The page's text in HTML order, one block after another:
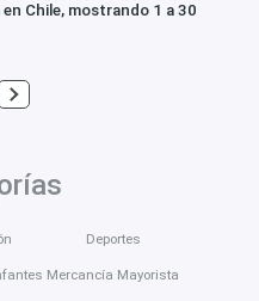
Chile, mostrando 1 a 30
Deportes
Mercancía Mayorista